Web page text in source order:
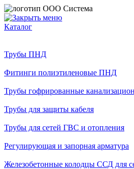
Каталог
Трубы ПНД
Фитинги полиэтиленовые ПНД
Трубы гофрированные
Трубы для защиты кабеля
Трубы для сетей ГВС и отопления
Регулирующая и запорная арматура
Железобетонные колодцы ССД для